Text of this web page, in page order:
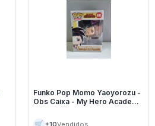
Funko Pop Momo Yaoyorozu -
Obs Caixa - My Hero Academia
🛒 +10